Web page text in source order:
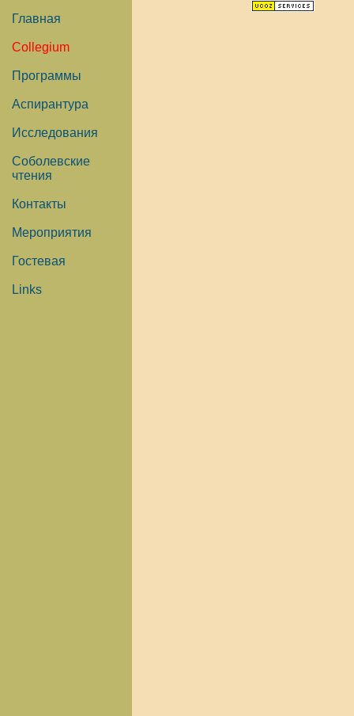
Главная
Collegium
Программы
Аспирантура
Исследования
Соболевские
чтения
Контакты
Мероприятия
Гостевая
Links